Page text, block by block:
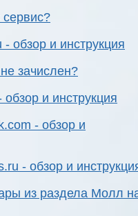
сервис?
обзор и инструкция
зачислен?
и инструкция
- обзор и
- обзор и
из раздела Молл